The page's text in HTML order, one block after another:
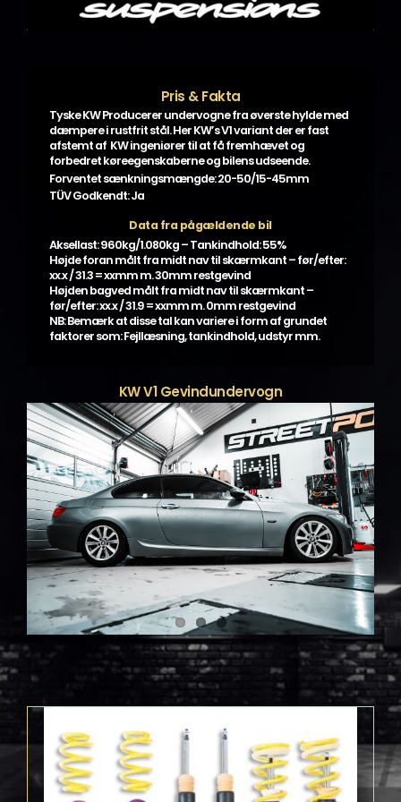
Pris & Fakta
Tyske KW Producerer undervogne fra øverste hylde med
dæmpere i rustfrit stål. Her KW’s V1 variant der er fast
afstemt af KW ingeniører til at få fremhævet og
forbedret køreegenskaberne og bilens udseende.
Forventet sænkningsmængde: 20-50/15-45mm
TÜV Godkendt: Ja
Data fra pågældende bil
Aksellast: 960kg/1.080kg – Tankindhold: 55%
Højde foran målt fra midt nav til skærmkant – før/efter:
xx.x / 31.3 = xxmm m. 30mm restgevind
Højden bagved målt fra midt nav til skærmkant –
før/efter: xx.x / 31.9 = xxmm m. 0mm restgevind
NB: Bemærk at disse tal kan variere i form af grundet
faktorer som: Fejllæsning, tankindhold, udstyr mm.
KW V1 Gevindundervogn